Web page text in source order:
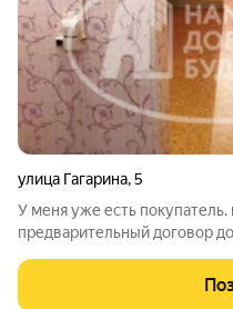
улица Гагарина,5
У меня уже есть покупатель.
предварительный
5-этажного дома. Балкон
совмещен. Тpубы всe